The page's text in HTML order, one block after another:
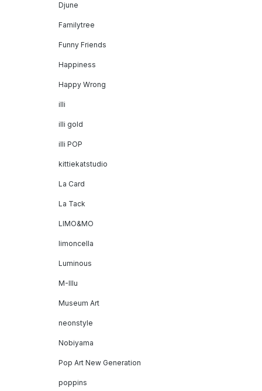
Djune
Familytree
Funny Friends
Happiness
Happy Wrong
illi
illi gold
illi POP
kittiekatstudio
La Card
La Tack
LIMO&MO
limoncella
Luminous
M-Illu
Museum Art
neonstyle
Nobiyama
Pop Art New Generation
poppins